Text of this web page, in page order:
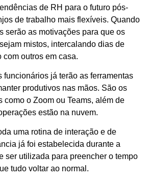
de RH para o futuro pós-
de trabalho mais flexíveis. Quando
serão as motivações para que os
mistos, intercalando dias de
outros em casa.
funcionários já terão as ferramentas
produtivos nas mãos. São os
como o Zoom ou Teams, além de
estão na nuvem.
uma rotina de interação e de
já foi estabelecida durante a
ser utilizada para preencher o tempo
tudo voltar ao normal.